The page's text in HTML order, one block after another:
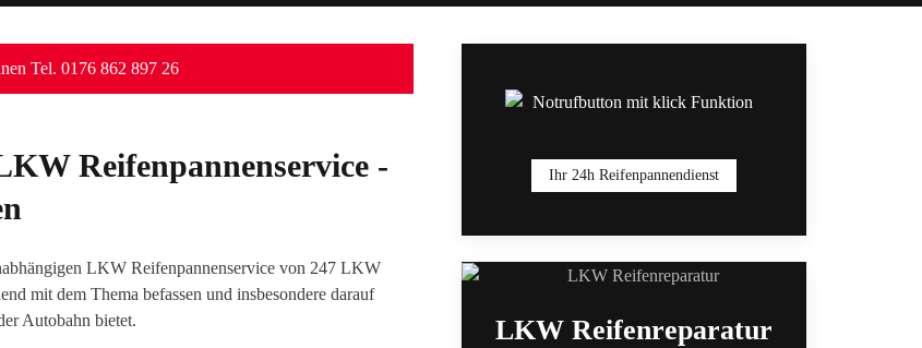
Tel. 0176 862 897 26
Reifenpannenservice -
LKW Reifenpannenservice von 247 LKW
mit dem Thema befassen und insbesondere darauf
Autobahn bietet.
Ihr 24h Reifenpannendienst
LKW Reifenreparatur